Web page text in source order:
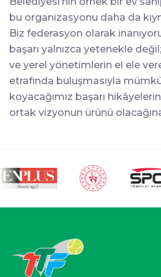
bu organizasyonu daha da
Biz federasyon olarak
başarı yalnızca yetenekle
ve yerel yönetimlerin el ele
etrafında buluşmasıyla
koyacağımız başarı
ortak vizyonun ürünü